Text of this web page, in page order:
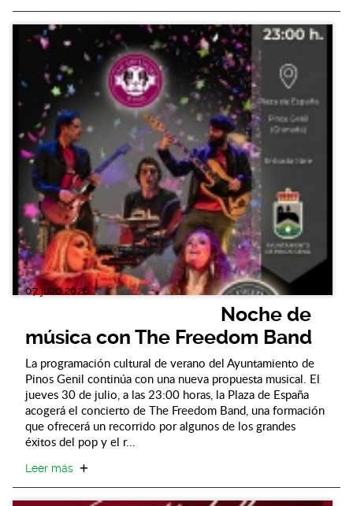
07 julio 2026
Noche de
música con The Freedom Band
La programación cultural de verano del Ayuntamiento de
Pinos Genil continúa con una nueva propuesta musical. El
jueves 30 de julio, a las 23:00 horas, la Plaza de España
acogerá el concierto de The Freedom Band, una formación
que ofrecerá un recorrido por algunos de los grandes
éxitos del pop y el r...
Leer más